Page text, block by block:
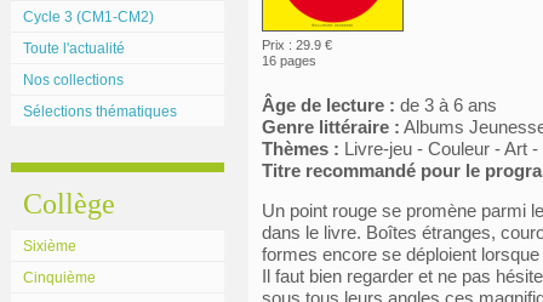
Cycle 3 (CM1-CM2)
Toute l'actualité
Nos collections
Sélections thématiques
Collège
Sixième
Cinquième
Prix : 29.9 €
16 pages
Âge de lecture : de 3 à 6 ans
Genre littéraire : Albums
Thèmes : Livre-jeu - Couleur - Art
Titre recommandé pour le
Un point rouge se promène parmi
dans le livre. Boîtes étranges,
formes encore se déploient lorsque
Il faut bien regarder et ne pas
sous tous leurs angles ces